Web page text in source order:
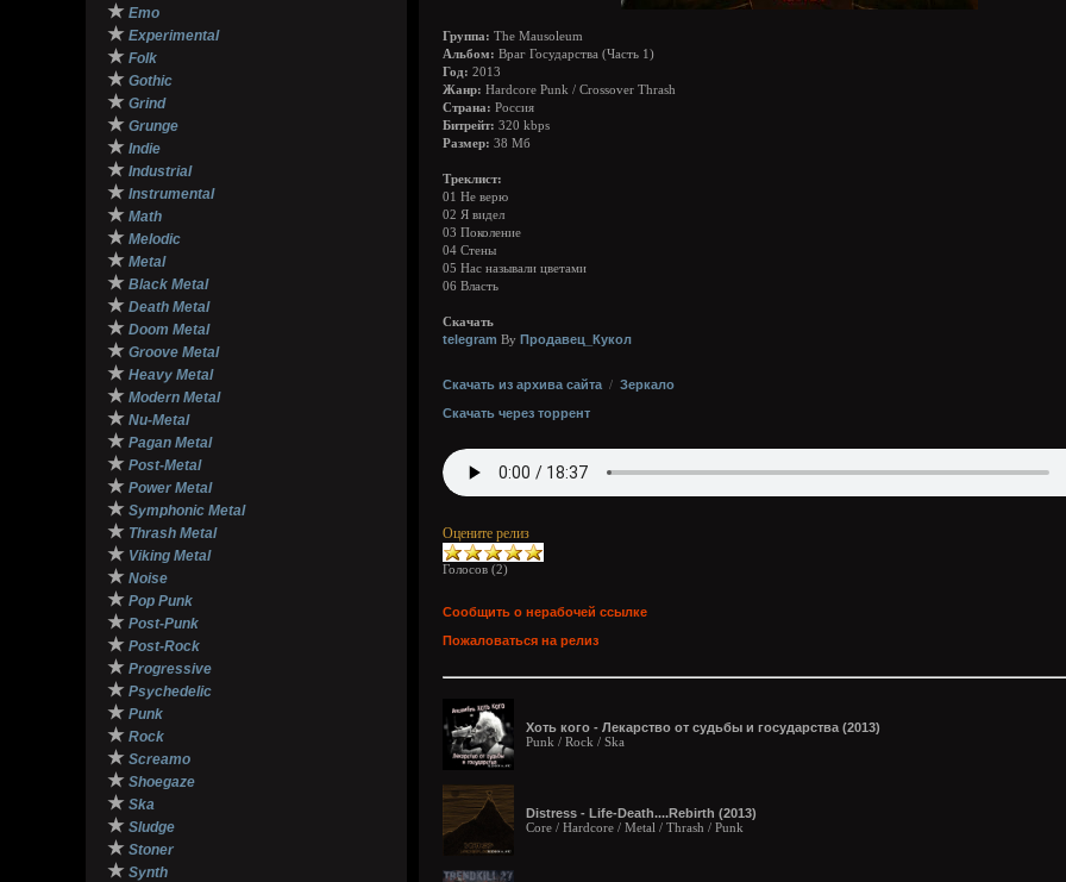
★ Emo
★ Experimental
★ Folk
★ Gothic
★ Grind
★ Grunge
★ Indie
★ Industrial
★ Instrumental
★ Math
★ Melodic
★ Metal
★ Black Metal
★ Death Metal
★ Doom Metal
★ Groove Metal
★ Heavy Metal
★ Modern Metal
★ Nu-Metal
★ Pagan Metal
★ Post-Metal
★ Power Metal
★ Symphonic Metal
★ Thrash Metal
★ Viking Metal
★ Noise
★ Pop Punk
★ Post-Punk
★ Post-Rock
★ Progressive
★ Psychedelic
★ Punk
★ Rock
★ Screamo
★ Shoegaze
★ Ska
★ Sludge
★ Stoner
★ Synth
Группа: The Mausoleum
Альбом: Враг Государства (Часть 1)
Год: 2013
Жанр: Hardcore Punk / Crossover Thrash
Страна: Россия
Битрейт: 320 kbps
Размер: 38 Мб
Треклист:
01 Не верю
02 Я видел
03 Поколение
04 Стены
05 Нас называли цветами
06 Власть
Скачать
telegram By Продавец_Кукол
Скачать из архива сайта / Зеркало
Скачать через торрент
Оцените релиз
Голосов (2)
Сообщить о нерабочей ссылке
Пожаловаться на релиз
Хоть кого - Лекарство от судьбы и государства (2013)
Punk / Rock / Ska
Distress - Life-Death....Rebirth (2013)
Core / Hardcore / Metal / Thrash / Punk